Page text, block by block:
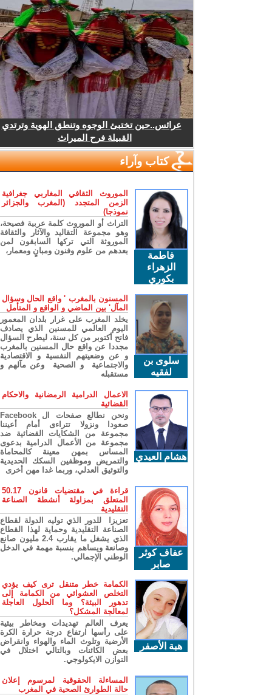
عرائس..حين تختبئ الوجوه وتنطق الهوية وترتدي
القبيلة فرح الميراث
كتاب وآراء
فاطمة
الزهراء
بكوري
الموروث الثقافي المغاربي جغرافية
الزمن المتجدد (المغرب والجزائر
نموذجا)
التراث أو الموروث كلمة عربية فصيحة،
وهو مجموعة التقاليد والآثار والثقافة
الموروثة التي تركها السابقون لمن
بعدهم من علوم وفنون ومبانٍ ومعمار،
سلوى بن
لفقيه
المسنون بالمغرب ' واقع الحال وسؤال
المآل' بين الماضي و الواقع و المتأمل
يخلد المغرب على غرار بلدان المعمور
اليوم العالمي للمسنين الذي يصادف
فاتح أكتوبر من كل سنة، ليطرح السؤال
مجددا عن واقع حال المسنين بالمغرب
و عن وضعيتهم النفسية و الاقتصادية
والاجتماعية و الصحية وعن مآلهم و
مستقبله
هشام العيدي
الاعمال الدرامية الرمضانية والاحكام
القضائية
ونحن نطالع صفحات ال Facebook
صعودا ونزولا تتراءى أمام أعيننا
مجموعة من الشكايات القضائية ضد
مجموعة من الأعمال الدرامية بدعوى
المساس بمهن معينة كالمحاماة
والتمريض وموظفين السكك الحديدية
والتوثيق العدلي، وربما غدا مهن أخرى
عفاف كوثر
صابر
قراءة في مقتضيات قانون 50.17
المتعلق بمزاولة أنشطة الصناعة
التقليدية
تعزيزا للدور الذي توليه الدولة لقطاع
الصناعة التقليدية وحماية لهذا القطاع
الذي يشغل ما يقارب 2.4 مليون صانع
وصانعة ويساهم بنسبة مهمة في الدخل
الوطني الإجمالي.
هبة الأصفر
الكمامة خطر متنقل ترى كيف يؤدي
التخلص العشوائي من الكمامة إلى
تدهور البيئة؟ وما الحلول العاجلة
لمعالجة المشكل؟
يعرف العالم تهديدات ومخاطر بيئية
على رأسها ارتفاع درجة حرارة الكرة
الأرضية وتلوث الماء والهواء وانقراض
بعض الكائنات وبالتالي اختلال في
التوازن الايكولوجي.
المساءلة الحقوقية لمرسوم إعلان
حالة الطوارئ الصحية في المغرب